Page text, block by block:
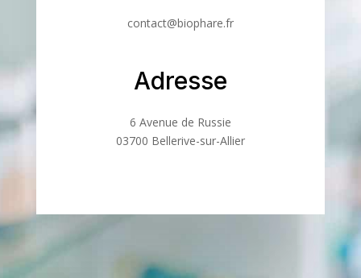
contact@biophare.fr
Adresse
6 Avenue de Russie
03700 Bellerive-sur-Allier